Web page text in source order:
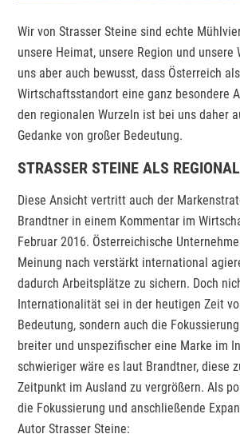
Wir von Strasser Steine sind echte
unsere Heimat, unsere Region und unsere
uns aber auch bewusst, dass Österreich als
Wirtschaftsstandort eine ganz besondere
den regionalen Wurzeln ist bei uns daher
Gedanke von großer Bedeutung.
STRASSER STEINE ALS
Diese Ansicht vertritt auch der
Brandtner in einem Kommentar im
Februar 2016. Österreichische
Meinung nach verstärkt international
dadurch Arbeitsplätze zu sichern. Doch
Internationalität sei in der heutigen Zeit
Bedeutung, sondern auch die
breiter und unspezifischer eine Marke im
schwieriger wäre es laut Brandtner, diese
Zeitpunkt im Ausland zu vergrößern. Als
die Fokussierung und anschließende
Autor Strasser Steine: